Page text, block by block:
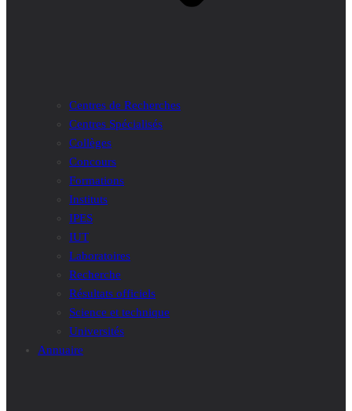
Centres de Recherches
Centres Spécialisés
Collèges
Concours
Formations
Instituts
IPES
IUT
Laboratoires
Recherche
Résultats officiels
Science et technique
Universités
Annuaire